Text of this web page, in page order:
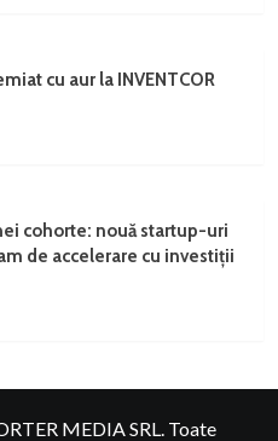
cu aur la INVENTCOR
cohorte: nouă startup-uri
de accelerare cu investiții
MEDIA SRL. Toate